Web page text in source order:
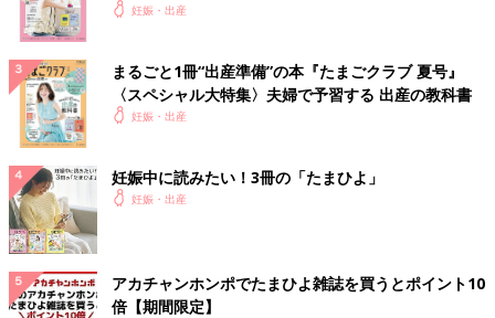
妊娠・出産
まるごと1冊“出産準備”の本『たまごクラブ 夏号』
〈スペシャル大特集〉夫婦で予習する 出産の教科書
妊娠・出産
妊娠中に読みたい！3冊の「たまひよ」
妊娠・出産
アカチャンホンポでたまひよ雑誌を買うとポイント10
倍【期間限定】